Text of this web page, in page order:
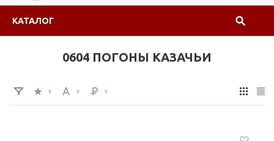
КАТАЛОГ
0604 ПОГОНЫ КАЗАЧЬИ